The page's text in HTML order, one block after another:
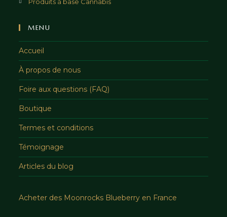
MENU
Accueil
À propos de nous
Foire aux questions (FAQ)
Boutique
Termes et conditions
Témoignage
Articles du blog
Acheter des Moonrocks Blueberry en France